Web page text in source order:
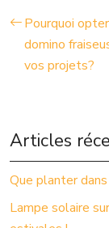
Pourquoi
domino
vos projets?
Articles
Que planter
Lampe solaire